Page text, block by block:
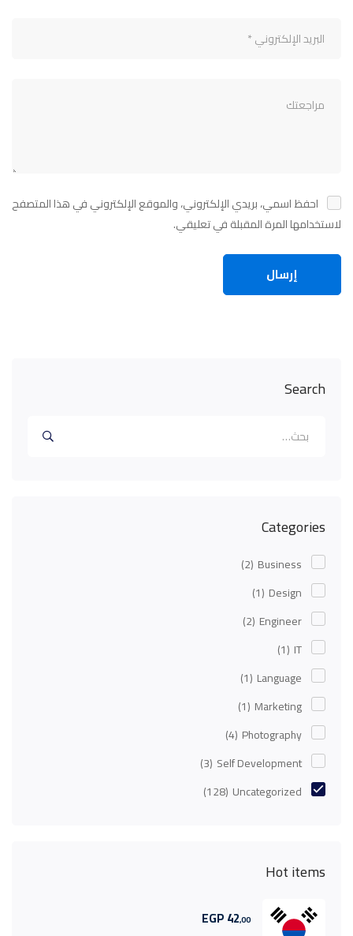
Search
Categories
Business
(2)
Design
(1)
Engineer
(2)
IT
(1)
Language
(1)
Marketing
(1)
Photography
(4)
Self Development
(3)
Uncategorized
(128)
Hot items
42,00
EGP
احفظ اسمي، بريدي الإلكتروني، والموقع الإلكتروني في هذا المتصفح
لاستخدامها المرة المقبلة في تعليقي.